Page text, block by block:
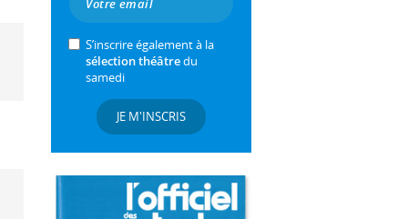
S’inscrire également à la
sélection théâtredu
samedi
JE M'INSCRIS